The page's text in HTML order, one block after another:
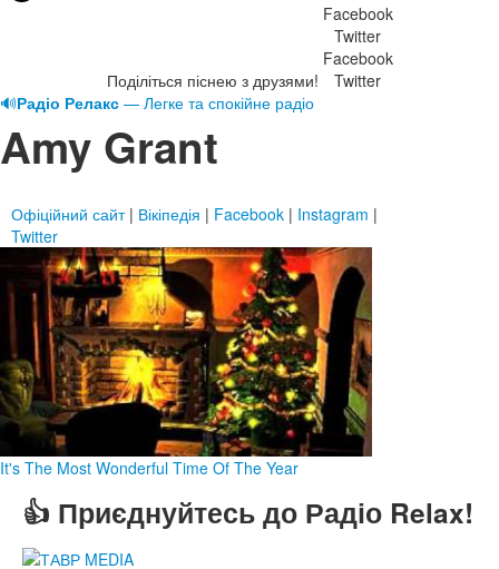
Поділіться піснею з друзями!
Facebook
Twitter
Facebook
Twitter
🔊Радіо Релакс — Легке та спокійне радіо
Amy Grant
Офіційний сайт| Вікіпедія | Facebook | Instagram |
Twitter
It's The Most Wonderful Time Of The Year
👍 Приєднуйтесь до Радіо Relax!